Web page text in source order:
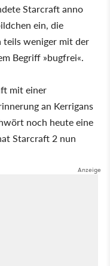
Starcraft anno
ein, die
teils weniger mit der
Begriff »bugfrei«.
mit einer
an Kerrigans
noch heute eine
Starcraft 2 nun